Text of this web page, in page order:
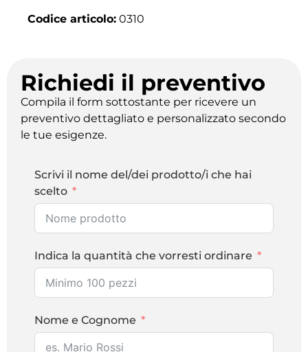
Codice articolo: 0310
Richiedi il preventivo
Compila il form sottostante per ricevere un
preventivo dettagliato e personalizzato secondo
le tue esigenze.
Scrivi il nome del/dei prodotto/i che hai
scelto
Indica la quantità che vorresti ordinare
Nome e Cognome